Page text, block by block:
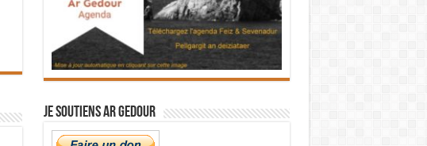
Je soutiens Ar Gedour